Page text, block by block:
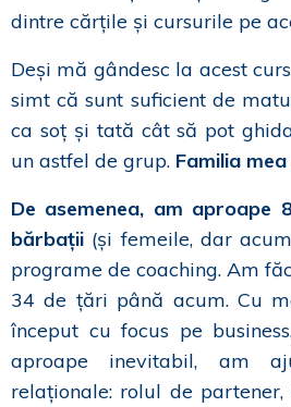
dintre cărțile și cursurile pe
Deși mă gândesc la acest
simt că sunt suficient de
ca soț și tată cât să pot
un astfel de grup. Familia
De asemenea, am aproape
bărbații (și femeile, dar
programe de coaching. Am
34 de țări până acum. Cu
început cu focus pe
aproape inevitabil, am
relaționale: rolul de